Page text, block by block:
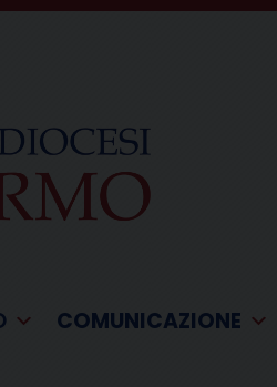
COMUNICAZIONE